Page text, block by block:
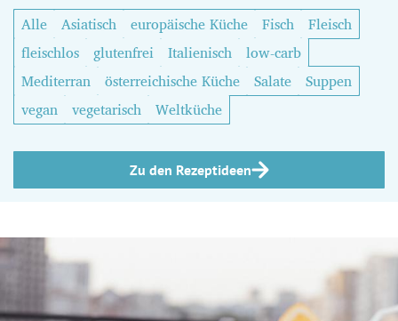
Alle Asiatisch europäische Küche Fisch
Fleisch
fleischlos
glutenfrei Italienisch
low-carb
Mediterran
österreichische Küche Salate
Suppen
vegan
vegetarisch Weltküche
Zu den Rezeptideen